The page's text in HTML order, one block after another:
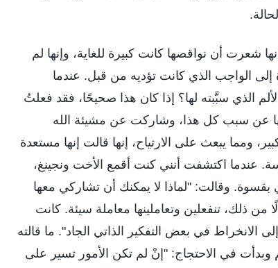
شعرت أن نواقصها كانت كبيرة للغاية، وإنها لم
إلى الواجب الذي كانت تؤديه من قبل. عندما
الذي سبَّبته لها؟ إذا كان هذا صحيحًا، فقد فعلتُ
عن سبب كل هذا، وشاركت عن مشيئة الله
ومما يبعث على الارتياح، إنها قالت إنها مستعدة
عندما اكتشفت أنني كنت أقمع الأخت ونجينغ،
وقالت: "لماذا لا يمكنك أن تشاركي معها
من ذلك، تنفعلين وتعاملينها معاملة سيئة. كانت
الانخراط في بعض التفكير الذاتي الجاد". ما قالته
في الاحتجاج: "إنْ لم تكن الأمور تسير على